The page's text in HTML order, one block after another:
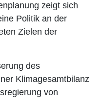
zeigt sich
Politik an der
Zielen der
des
Klimagesamtbilanz
von